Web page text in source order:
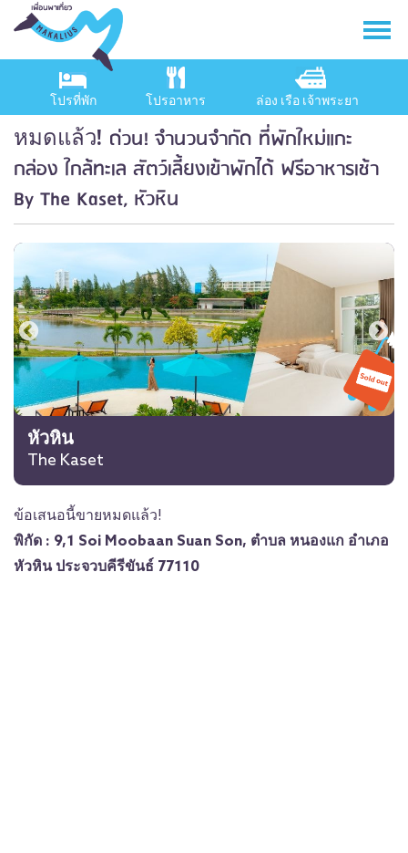
โปรที่พัก โปรอาหาร ล่อง เรือ เจ้าพระยา
หมดแล้ว! ด่วน! จำนวนจำกัด ที่พักใหม่แกะ
กล่อง ใกล้ทะเล สัตว์เลี้ยงเข้าพักได้ ฟรีอาหารเช้า
By The Kaset, หัวหิน
หัวหิน
The Kaset
ข้อเสนอนี้ขายหมดแล้ว!
พิกัด : 9,1 Soi Moobaan Suan Son, ตำบล หนองแก อำเภอ
หัวหิน ประจวบคีรีขันธ์ 77110